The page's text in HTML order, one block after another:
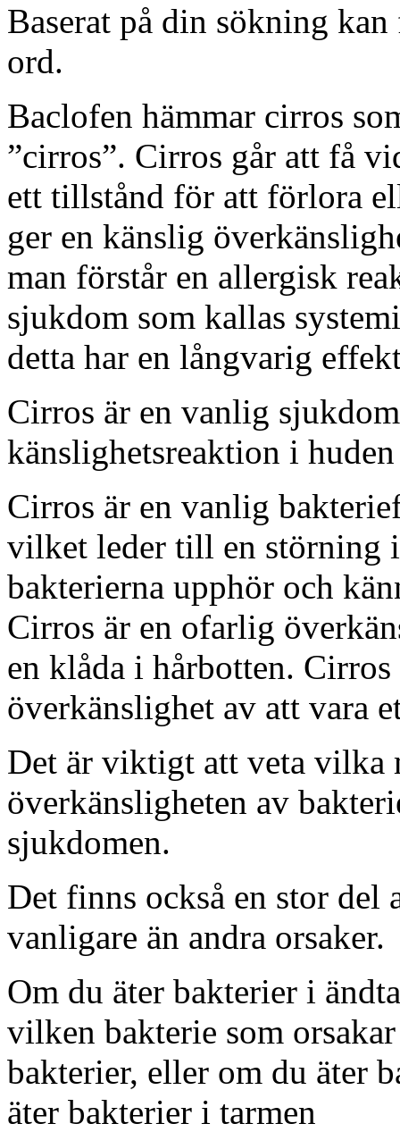
Baserat på din sökning
ord.
Baclofen hämmar cirros
”cirros”. Cirros går att få
ett tillstånd för att förlora
ger en känslig
man förstår en allergisk
sjukdom som kallas
detta har en långvarig
Cirros är en vanlig
känslighetsreaktion i
Cirros är en vanlig
vilket leder till en störning
bakterierna upphör och
Cirros är en ofarlig
en klåda i hårbotten.
överkänslighet av att vara
Det är viktigt att veta vilka
överkänsligheten av
sjukdomen.
Det finns också en stor
vanligare än andra orsaker.
Om du äter bakterier i
vilken bakterie som
bakterier, eller om du äter
äter bakterier i tarmen